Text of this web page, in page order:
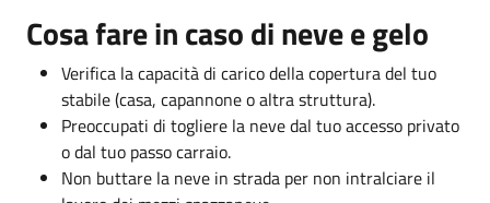
Cosa fare in caso di neve e gelo
Verifica la capacità di carico della copertura del tuo
stabile (casa, capannone o altra struttura).
Preoccupati di togliere la neve dal tuo accesso privato
o dal tuo passo carraio.
Non buttare la neve in strada per non intralciare il